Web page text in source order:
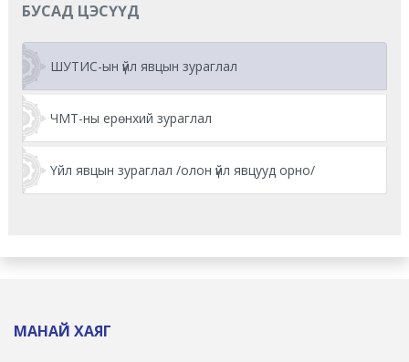
БУСАД ЦЭСҮҮД
ШУТИС-ын үйл явцын зураглал
ЧМТ-ны ерөнхий зураглал
Үйл явцын зураглал /олон үйл явцууд орно/
МАНАЙ ХАЯГ